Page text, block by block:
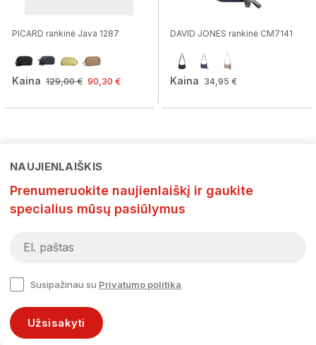
PICARD rankinė Java 1287
Kaina 129,00 € 90,30 €
DAVID JONES rankinė CM7141
Kaina 34,95 €
NAUJIENLAIŠKIS
Prenumeruokite naujienlaiškį ir gaukite
specialius mūsų pasiūlymus
Susipažinau su Privatumo politika
Užsisakyti